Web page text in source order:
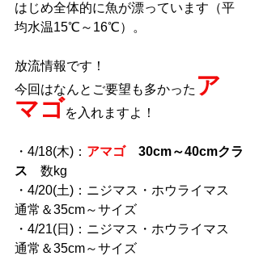
はじめ全体的に魚が漂っています（平
均水温15℃～16℃）。
放流情報です！
今回はなんとご要望も多かった ア
マゴを入れますよ！
・4/18(木)： アマゴ 30cm～40cmクラ
ス 数kg
・4/20(土)：ニジマス・ホウライマス
通常＆35cm～サイズ
・4/21(日)：ニジマス・ホウライマス
通常＆35cm～サイズ